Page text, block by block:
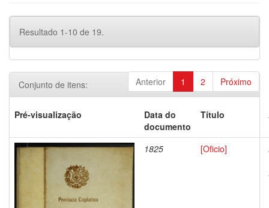
Resultado 1-10 de 19.
Anterior 1 2 Próximo
Conjunto de itens:
Pré-visualização
Data do
documento
Título
1825 [Oficio]